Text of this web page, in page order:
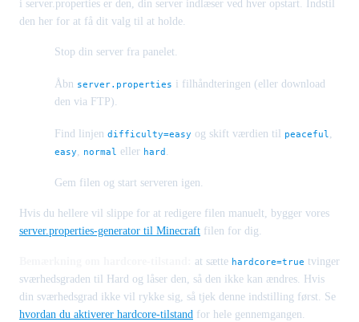
i server.properties er den, din server indlæser ved hver opstart. Indstil
den her for at få dit valg til at holde.
Stop din server fra panelet.
Åbn server.properties i filhåndteringen (eller download
den via FTP).
Find linjen difficulty=easy og skift værdien til peaceful
easy normal eller hard
Gem filen og start serveren igen.
Hvis du hellere vil slippe for at redigere filen manuelt, bygger vores
server.properties-generator til Minecraft filen for dig.
at sætte hardcore=true tvinger
sværhedsgraden til Hard og låser den, så den ikke kan ændres. Hvis
din sværhedsgrad ikke vil rykke sig, så tjek denne indstilling først. Se
hvordan du aktiverer hardcore-tilstand for hele gennemgangen.